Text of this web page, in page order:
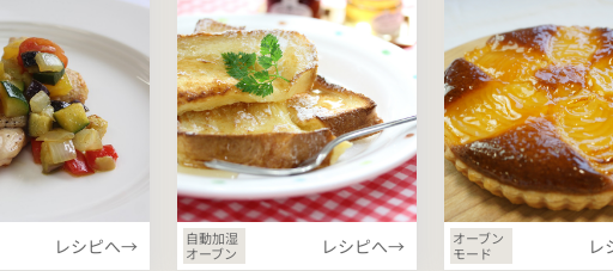
レシピへ→
自動加湿
オーブン
レシピへ→
オーブン
モード